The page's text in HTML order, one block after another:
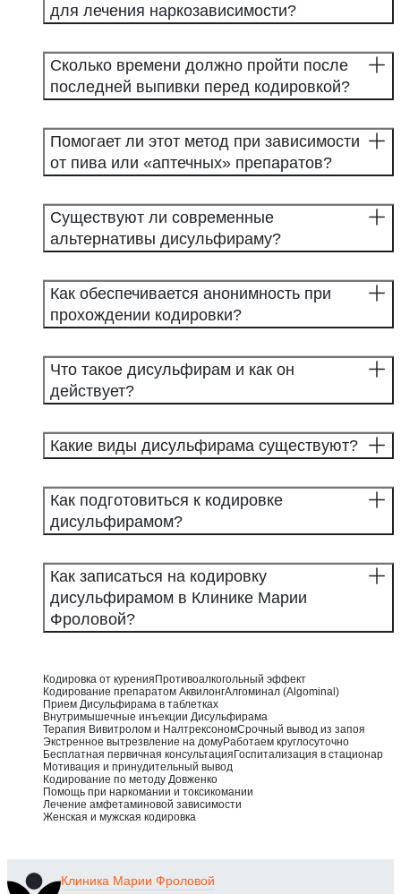
для лечения наркозависимости?
Сколько времени должно пройти после
последней выпивки перед кодировкой?
Помогает ли этот метод при зависимости
от пива или «аптечных» препаратов?
Существуют ли современные
альтернативы дисульфираму?
Как обеспечивается анонимность при
прохождении кодировки?
Что такое дисульфирам и как он
действует?
Какие виды дисульфирама существуют?
Как подготовиться к кодировке
дисульфирамом?
Как записаться на кодировку
дисульфирамом в Клинике Марии
Фроловой?
Кодировка от куренияПротивоалкогольный эффект
Кодирование препаратом АквилонгАлгоминал (Algominal)
Прием Дисульфирама в таблетках
Внутримышечные инъекции Дисульфирама
Терапия Вивитролом и НалтрексономСрочный вывод из запоя
Экстренное вытрезвление на домуРаботаем круглосуточно
Бесплатная первичная консультацияГоспитализация в стационар
Мотивация и принудительный вывод
Кодирование по методу Довженко
Помощь при наркомании и токсикомании
Лечение амфетаминовой зависимости
Женская и мужская кодировка
Клиника Марии Фроловой